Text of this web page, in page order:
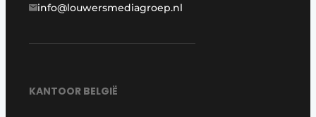
info@louwersmediagroep.nl
KANTOOR BELGIË